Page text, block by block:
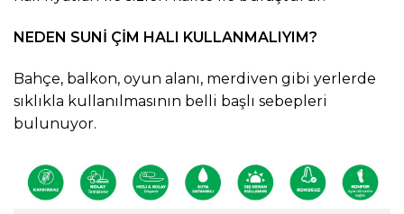
NEDEN SUNİ ÇİM HALI KULLANMALIYIM?
Bahçe, balkon, oyun alanı, merdiven gibi yerlerde
sıklıkla kullanılmasının belli başlı sebepleri
bulunuyor.